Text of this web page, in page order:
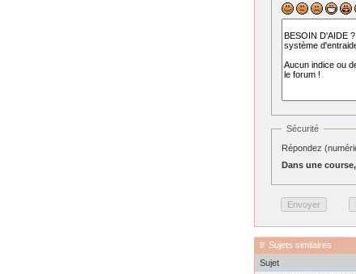
Sécurité
Répondez
Dans une
Sujets similaires
Sujet